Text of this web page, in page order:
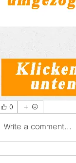
0
Write a comment...